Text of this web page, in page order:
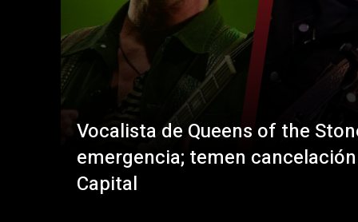
Vocalista de Queens of the
emergencia; temen
Capital